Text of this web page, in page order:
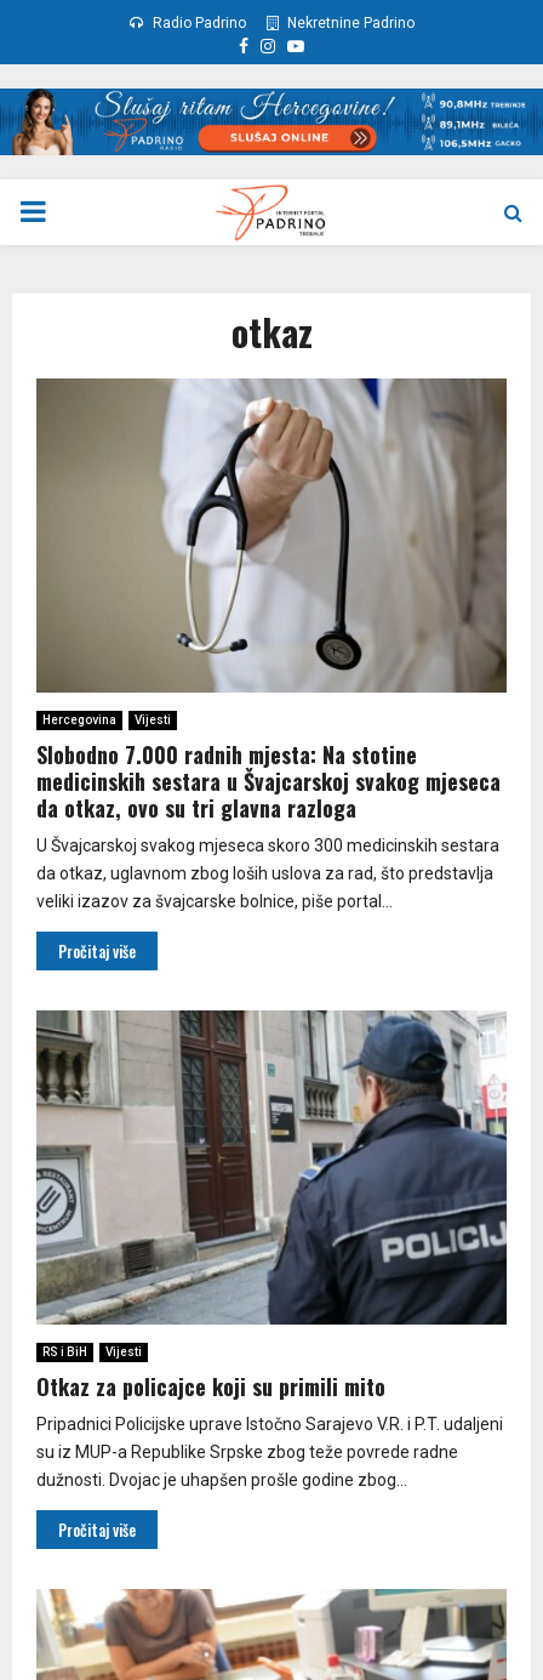
Radio Padrino Nekretnine Padrino
Facebook
Instagram
Youtube
PRIMARY
otkaz
Hercegovina Vijesti
Slobodno 7.000 radnih mjesta: Na stotine
medicinskih sestara u Švajcarskoj svakog mjeseca
da otkaz, ovo su tri glavna razloga
U Švajcarskoj svakog mjeseca skoro 300 medicinskih sestara
da otkaz, uglavnom zbog loših uslova za rad, što predstavlja
veliki izazov za švajcarske bolnice, piše portal...
Pročitaj više
RS i BiH Vijesti
Otkaz za policajce koji su primili mito
Pripadnici Policijske uprave Istočno Sarajevo V.R. i P.T. udaljeni
su iz MUP-a Republike Srpske zbog teže povrede radne
dužnosti. Dvojac je uhapšen prošle godine zbog...
Pročitaj više